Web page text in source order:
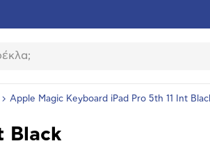
Apple Magic Keyboard iPad Pro 5th 11 Int
Black